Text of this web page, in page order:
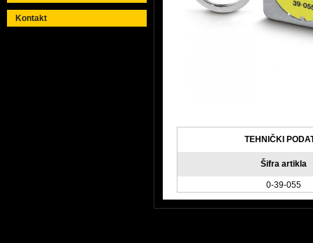
Kontakt
TEHNIČKI
Šifra artikla
0-39-055